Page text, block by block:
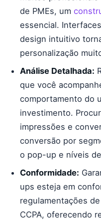
de PMEs, um
essencial.
design intuitivo
personalização
Análise Detalhada:
que você
comportamento do
investimento.
impressões e
conversão por
o pop-up e níveis
Conformidade:
ups esteja em
regulamentações
CCPA, oferecendo